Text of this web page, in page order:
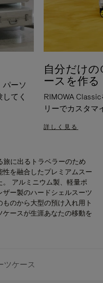
パーソ
てく
自分だけ
ースを作る
RIMOWA
リーでカスタマ
詳しく見る
旅に出るトラベラーのため
を融合したプレミアムスー
アルミニウム製、軽量ポ
ー製のハードシェルスーツ
のから大型の預け入れ用ト
ースが生涯あなたの移動を
ツケース